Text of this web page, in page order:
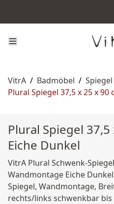
VitrA / Badmöbel / Spiegel
Plural Spiegel 37,5 x 25 x 90
Plural Spiegel
Eiche Dunkel
VitrA Plural Schwenk-
Wandmontage Eiche
Spiegel, Wandmontage,
rechts/links schwenkbar